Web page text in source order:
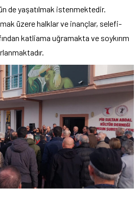
de yaşatılmak istenmektedir.
üzere halklar ve inançlar, selefi-
katliama uğramakta ve soykırım